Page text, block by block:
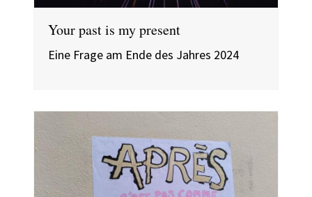
Your past is my present
Eine Frage am Ende des Jahres 2024